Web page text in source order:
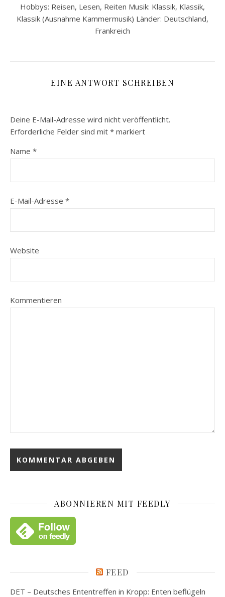
Hobbys: Reisen, Lesen, Reiten Musik: Klassik, Klassik,
Klassik (Ausnahme Kammermusik) Länder: Deutschland,
Frankreich
EINE ANTWORT SCHREIBEN
Deine E-Mail-Adresse wird nicht veröffentlicht.
Erforderliche Felder sind mit * markiert
Name *
E-Mail-Adresse *
Website
Kommentieren
ABONNIEREN MIT FEEDLY
FEED
DET – Deutsches Ententreffen in Kropp: Enten beflügeln